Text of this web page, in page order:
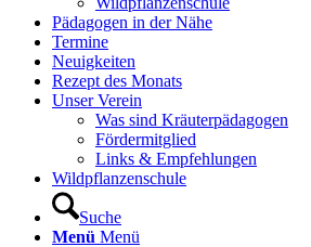
Pädagogen in der Nähe
Termine
Neuigkeiten
Rezept des Monats
Unser Verein
Was sind Kräuterpädagogen
Fördermitglied
Links & Empfehlungen
Wildpflanzenschule
Suche
Menü Menü